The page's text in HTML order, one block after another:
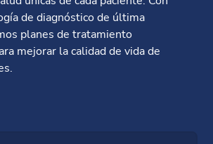
de diagnóstico de última
planes de tratamiento
mejorar la calidad de vida de